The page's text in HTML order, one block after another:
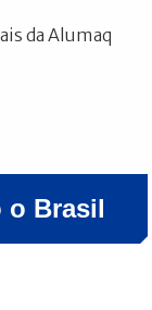
da Alumaq
o Brasil